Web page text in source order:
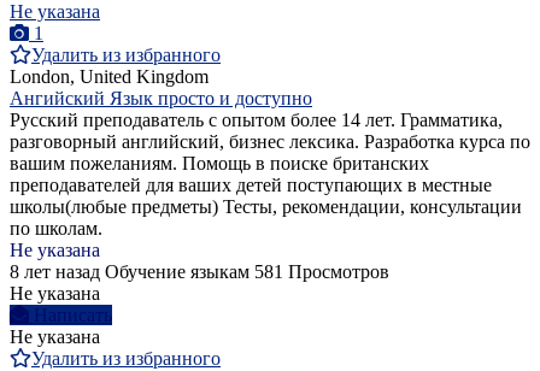
Не указана
1
Удалить из избранного
London, United Kingdom
Ангийский Язык просто и доступно
Русский преподаватель с опытом более 14 лет. Грамматика,
разговорный английский, бизнес лексика. Разработка курса по
вашим пожеланиям. Помощь в поиске британских
преподавателей для ваших детей поступающих в местные
школы(любые предметы) Тесты, рекомендации, консультации
по школам.
Не указана
8 лет назад Обучение языкам 581 Просмотров
Не указана
Написать
Не указана
Удалить из избранного